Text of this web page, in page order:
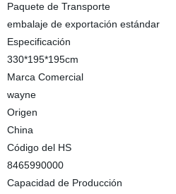
Paquete de Transporte
embalaje de exportación estándar
Especificación
330*195*195cm
Marca Comercial
wayne
Origen
China
Código del HS
8465990000
Capacidad de Producción